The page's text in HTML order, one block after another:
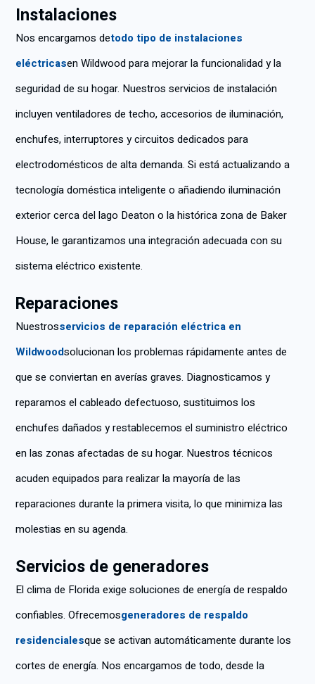
Instalaciones
Nos encargamos detodo tipo de instalaciones
eléctricasen Wildwood para mejorar la funcionalidad y la
seguridad de su hogar. Nuestros servicios de instalación
incluyen ventiladores de techo, accesorios de iluminación,
enchufes, interruptores y circuitos dedicados para
electrodomésticos de alta demanda. Si está actualizando a
tecnología doméstica inteligente o añadiendo iluminación
exterior cerca del lago Deaton o la histórica zona de Baker
House, le garantizamos una integración adecuada con su
sistema eléctrico existente.
Reparaciones
Nuestrosservicios de reparación eléctrica en
Wildwoodsolucionan los problemas rápidamente antes de
que se conviertan en averías graves. Diagnosticamos y
reparamos el cableado defectuoso, sustituimos los
enchufes dañados y restablecemos el suministro eléctrico
en las zonas afectadas de su hogar. Nuestros técnicos
acuden equipados para realizar la mayoría de las
reparaciones durante la primera visita, lo que minimiza las
molestias en su agenda.
Servicios de generadores
El clima de Florida exige soluciones de energía de respaldo
confiables. Ofrecemosgeneradores de respaldo
residencialesque se activan automáticamente durante los
cortes de energía. Nos encargamos de todo, desde la